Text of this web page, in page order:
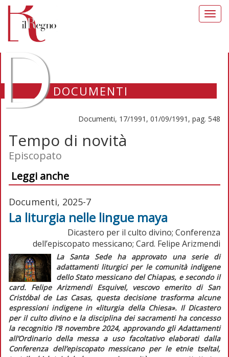
DOCUMENTI
Documenti, 17/1991, 01/09/1991, pag. 548
Tempo di novità
Episcopato
Leggi anche
Documenti, 2025-7
La liturgia nelle lingue maya
Dicastero per il culto divino; Conferenza
dell’episcopato messicano; Card. Felipe Arizmendi
La Santa Sede ha approvato una serie di
adattamenti liturgici per le comunità indigene
dello Stato messicano del Chiapas, e secondo il
card. Felipe Arizmendi Esquivel, vescovo emerito di San
Cristóbal de Las Casas, questa decisione trasforma alcune
espressioni indigene in «liturgia della Chiesa». Il Dicastero
per il culto divino e la disciplina dei sacramenti ha concesso
la recognitiol’8 novembre 2024, approvando gliAdattamenti
all’Ordinario della messa a uso facoltativoelaborati dalla
Conferenza dell’episcopato messicano per le etnie tseltal,